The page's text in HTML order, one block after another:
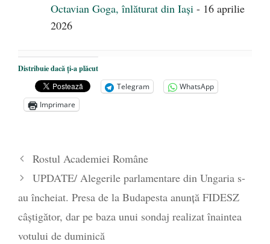
Octavian Goga, înlăturat din Iași - 16 aprilie
2026
Distribuie dacă ți-a plăcut
Telegram
WhatsApp
Imprimare
Rostul Academiei Române
UPDATE/ Alegerile parlamentare din Ungaria s-
au încheiat. Presa de la Budapesta anunță FIDESZ
câștigător, dar pe baza unui sondaj realizat înaintea
votului de duminică